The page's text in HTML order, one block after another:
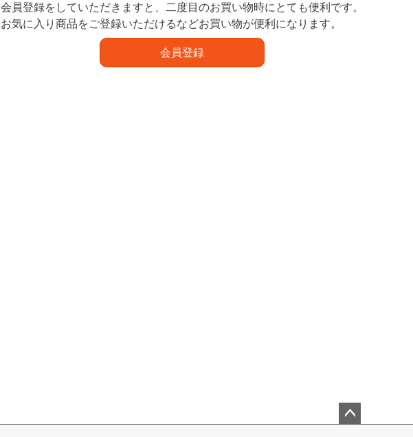
会員登録をしていただきますと、二度目のお買い物時にとても便利です。
お気に入り商品をご登録いただけるなどお買い物が便利になります。
会員登録